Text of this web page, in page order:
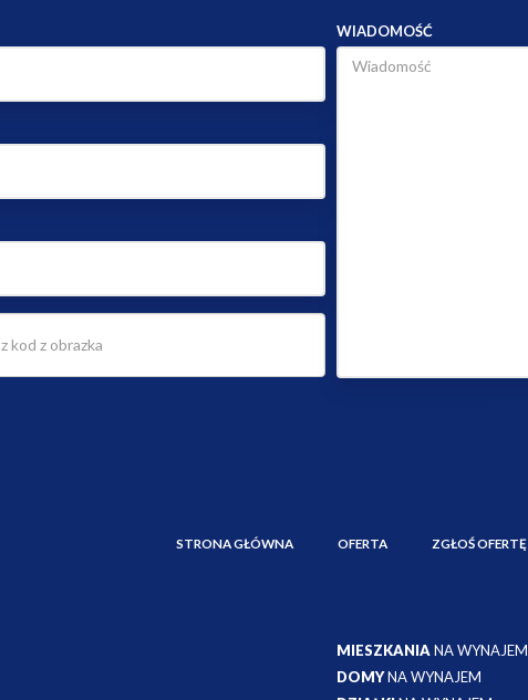
WIADOMOŚĆ
STRONA GŁÓWNA OFERTA ZGŁOŚ OFERTĘ
MIESZKANIA NA WYNAJEM
DOMYNA WYNAJEM